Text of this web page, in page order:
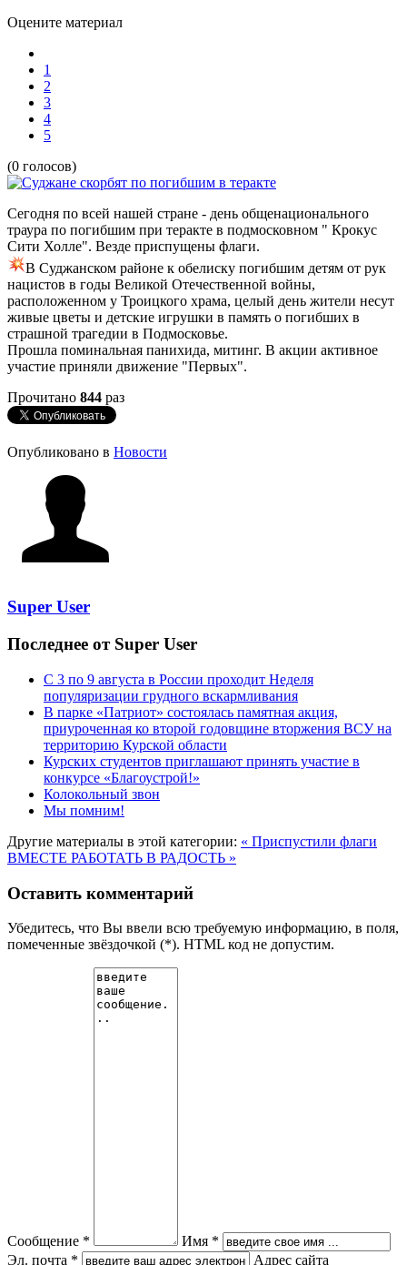
Оцените материал
1
2
3
4
5
(0 голосов)
Сегодня по всей нашей стране - день общенационального
траура по погибшим при теракте в подмосковном " Крокус
Сити Холле". Везде приспущены флаги.
В Суджанском районе к обелиску погибшим детям от рук
нацистов в годы Великой Отечественной войны,
расположенном у Троицкого храма, целый день жители несут
живые цветы и детские игрушки в память о погибших в
страшной трагедии в Подмосковье.
Прошла поминальная панихида, митинг. В акции активное
участие приняли движение "Первых".
Прочитано 844 раз
Опубликовано в Новости
Super User
Последнее от Super User
С 3 по 9 августа в России проходит Неделя
популяризации грудного вскармливания
В парке «Патриот» состоялась памятная акция,
приуроченная ко второй годовщине вторжения ВСУ на
территорию Курской области
Курских студентов приглашают принять участие в
конкурсе «Благоустрой!»
Колокольный звон
Мы помним!
Другие материалы в этой категории: « Приспустили флаги
ВМЕСТЕ РАБОТАТЬ В РАДОСТЬ »
Оставить комментарий
Убедитесь, что Вы ввели всю требуемую информацию, в поля,
помеченные звёздочкой (*). HTML код не допустим.
Сообщение *
Имя *
Эл. почта *
Адрес сайта